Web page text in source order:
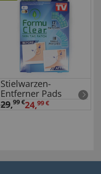
Stielwarzen-
Entferner Pads
29,99 €24,99 €